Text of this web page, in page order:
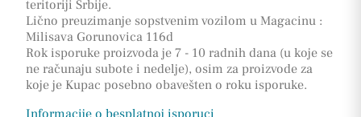
teritoriji Srbije.
Lično preuzimanje sopstvenim vozilom u Magacinu :
Milisava Gorunovica 116d
Rok isporuke proizvoda je 7 - 10 radnih dana (u koje se
ne računaju subote i nedelje), osim za proizvode za
koje je Kupac posebno obavešten o roku isporuke.
Informacije o besplatnoj isporuci